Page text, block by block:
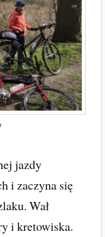
jazdy
i zaczyna się
Wał
i kretowiska.